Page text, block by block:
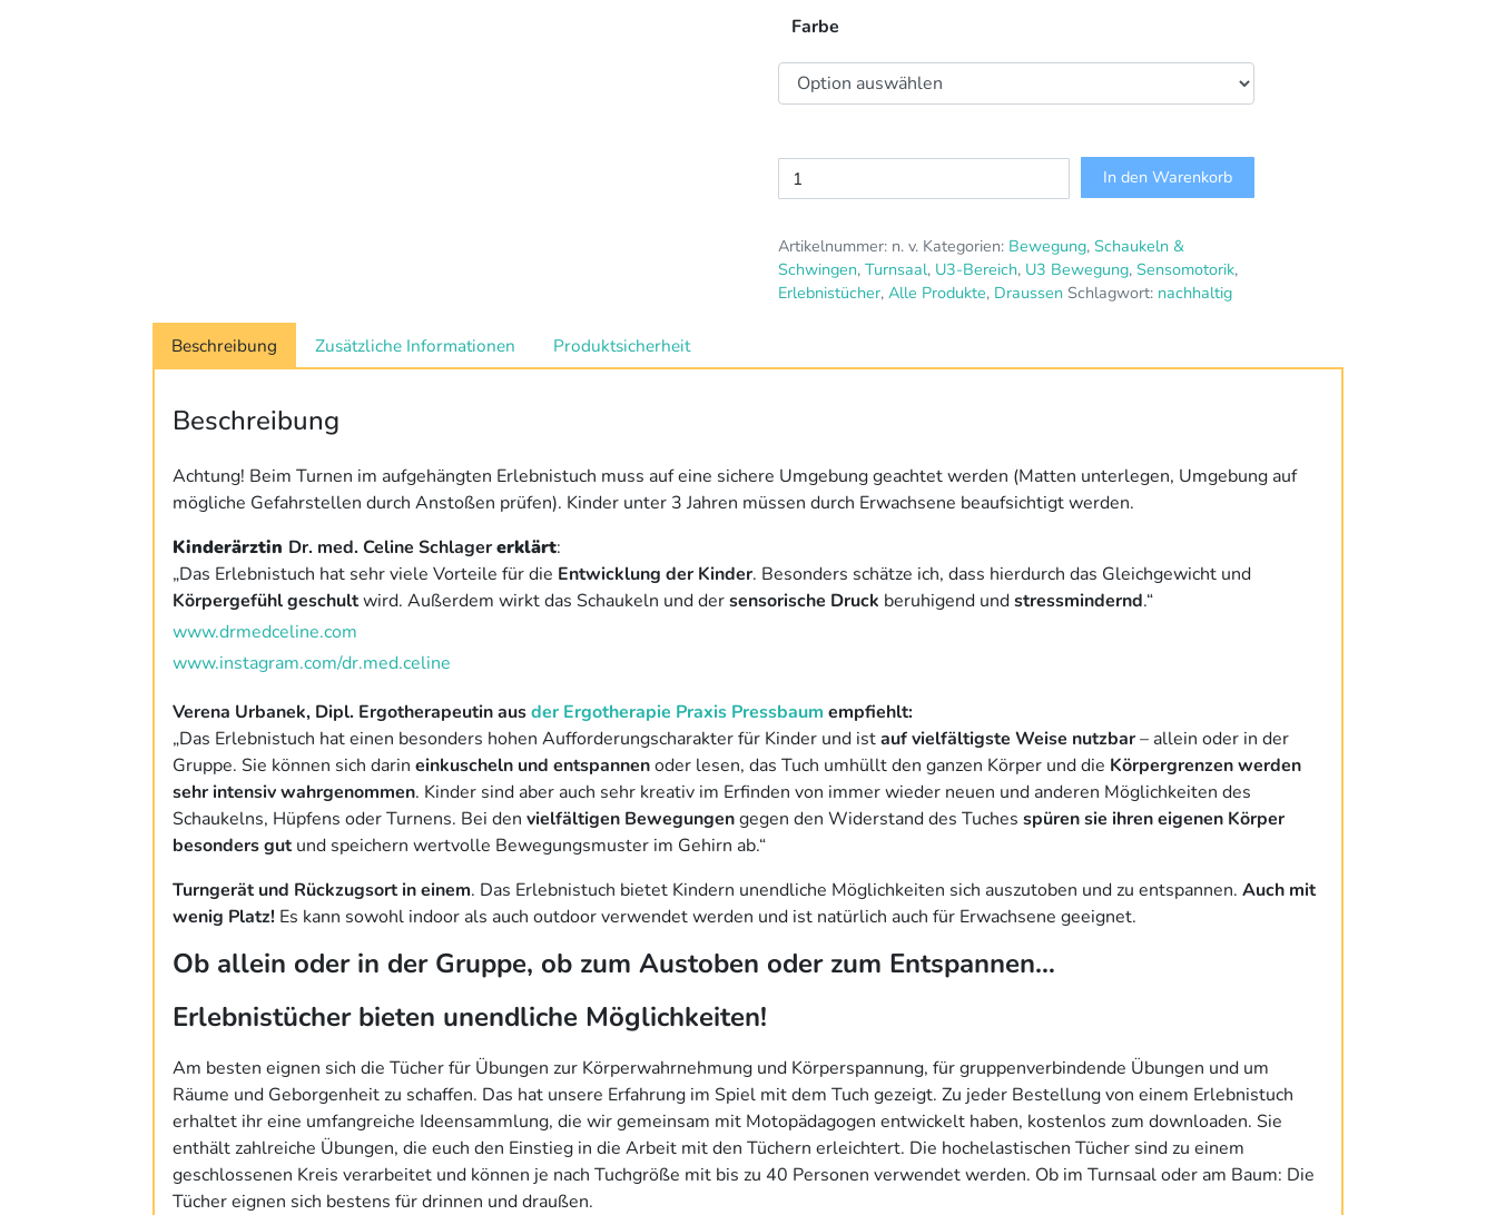
Farbe
Erlebnistuch
Größe
Menge
In den Warenkorb
Artikelnummer: n. v. Kategorien: Bewegung, Schaukeln &
Schwingen, Turnsaal, U3-Bereich, U3 Bewegung, Sensomotorik,
Erlebnistücher, Alle Produkte, Draussen Schlagwort: nachhaltig
Beschreibung Zusätzliche Informationen Produktsicherheit
Beschreibung
Achtung! Beim Turnen im aufgehängten Erlebnistuch muss auf eine sichere Umgebung geachtet werden (Matten unterlegen, Umgebung auf
mögliche Gefahrstellen durch Anstoßen prüfen). Kinder unter 3 Jahren müssen durch Erwachsene beaufsichtigt werden.
Kinderärztin Dr. med. Celine Schlagererklärt:
„Das Erlebnistuch hat sehr viele Vorteile für die Entwicklung der Kinder. Besonders schätze ich, dass hierdurch das Gleichgewicht und
Körpergefühl geschultwird. Außerdem wirkt das Schaukeln und dersensorische Druck beruhigend undstressmindernd.“
www.drmedceline.com
www.instagram.com/dr.med.celine
Verena Urbanek, Dipl. Ergotherapeutin ausder Ergotherapie Praxis Pressbaum empfiehlt:
„Das Erlebnistuch hat einen besonders hohen Aufforderungscharakter für Kinder und istauf vielfältigste Weise nutzbar– allein oder in der
Gruppe. Sie können sich darin einkuscheln und entspannenoder lesen, das Tuch umhüllt den ganzen Körper und die Körpergrenzen werden
sehr intensiv wahrgenommen. Kinder sind aber auch sehr kreativ im Erfinden von immer wieder neuen und anderen Möglichkeiten des
Schaukelns, Hüpfens oder Turnens. Bei den vielfältigen Bewegungengegen den Widerstand des Tuches spüren sie ihren eigenen Körper
besonders gutund speichern wertvolle Bewegungsmuster im Gehirn ab.“
Turngerät und Rückzugsort in einem. Das Erlebnistuch bietet Kindern unendliche Möglichkeiten sich auszutoben und zu entspannen. Auch mit
wenig Platz! Es kann sowohl indoor als auch outdoor verwendet werden und ist natürlich auch für Erwachsene geeignet.
Ob allein oder in der Gruppe, ob zum Austoben oder zum Entspannen…
Erlebnistücher bieten unendliche Möglichkeiten!
Am besten eignen sich die Tücher für Übungen zur Körperwahrnehmung und Körperspannung, für gruppenverbindende Übungen und um
Räume und Geborgenheit zu schaffen. Das hat unsere Erfahrung im Spiel mit dem Tuch gezeigt. Zu jeder Bestellung von einem Erlebnistuch
erhaltet ihr eine umfangreiche Ideensammlung, die wir gemeinsam mit Motopädagogen entwickelt haben, kostenlos zum downloaden. Sie
enthält zahlreiche Übungen, die euch den Einstieg in die Arbeit mit den Tüchern erleichtert. Die hochelastischen Tücher sind zu einem
geschlossenen Kreis verarbeitet und können je nach Tuchgröße mit bis zu 40 Personen verwendet werden. Ob im Turnsaal oder am Baum: Die
Tücher eignen sich bestens für drinnen und draußen.